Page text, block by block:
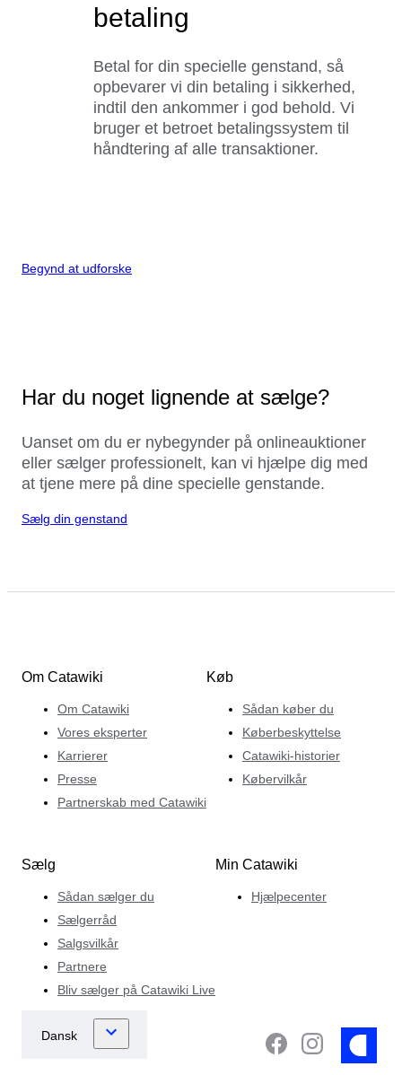
betaling
Betal for din specielle genstand, så
opbevarer vi din betaling i sikkerhed,
indtil den ankommer i god behold. Vi
bruger et betroet betalingssystem til
håndtering af alle transaktioner.
Begynd at udforske
Har du noget lignende at sælge?
Uanset om du er nybegynder på onlineauktioner
eller sælger professionelt, kan vi hjælpe dig med
at tjene mere på dine specielle genstande.
Sælg din genstand
Om Catawiki
Om Catawiki
Vores eksperter
Karrierer
Presse
Partnerskab med Catawiki
Køb
Sådan køber du
Køberbeskyttelse
Catawiki-historier
Købervilkår
Sælg
Sådan sælger du
Sælgerråd
Salgsvilkår
Partnere
Bliv sælger på Catawiki Live
Min Catawiki
Hjælpecenter